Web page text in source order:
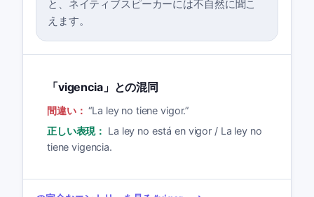
と、ネイティブスピーカーには不自然に聞こ
えます。
「vigencia」との混同
間違い： “La ley no tiene vigor.”
正しい表現： La ley no está en vigor / La ley no
tiene vigencia.